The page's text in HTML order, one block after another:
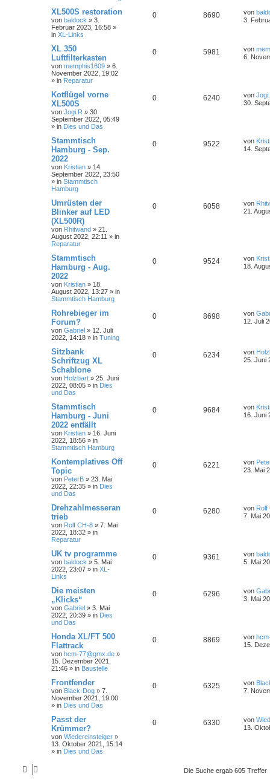
XL500S restoration
von baldock » 3.
Februar 2023, 16:58 »
in XL-Links
0 8690 von
3.
XL 350
Luftfilterkasten
von memphis1609 » 6.
November 2022, 19:02
» in Reparatur
0 5981 von
6.
Kotflügel vorne
XL500S
von Jogi.R » 30.
September 2022, 05:49
» in Dies und Das
0 6240 von
30.
Stammtisch
Hamburg - Sep.
2022
von Kristian » 14.
September 2022, 23:50
» in Stammtisch
Hamburg
0 9522 von
14.
Umrüsten der
Blinker auf LED
(XL500R)
von Rhitwand » 21.
August 2022, 22:11 » in
Reparatur
0 6058 von
21.
Stammtisch
Hamburg - Aug.
2022
von Kristian » 18.
August 2022, 13:27 » in
Stammtisch Hamburg
0 9524 von
18.
Rohrebieger im
Forum?
von Gabriel » 12. Juli
2022, 14:18 » in Tuning
0 8698 von
12. Juli
Sitzbank
Schriftzug XL
Schablone
von Holzbart » 25. Juni
2022, 08:05 » in Dies
und Das
0 6234 von
25. Juni
Stammtisch
Hamburg - Juni
2022 entfällt
von Kristian » 16. Juni
2022, 18:56 » in
Stammtisch Hamburg
0 9684 von
16. Juni
Kontemplatives Off
Topic
von PeterB » 23. Mai
2022, 22:35 » in Dies
und Das
0 6221 von
23. Mai
Drehzahlmesseran
trieb
von Rolf CH-8 » 7. Mai
2022, 18:32 » in
Reparatur
0 6280 von Rolf
7. Mai
UK tv programme
von baldock » 5. Mai
2022, 23:07 » in XL-
Links
0 9361 von
5. Mai
Die meisten
„Klicks“
von Gabriel » 3. Mai
2022, 20:39 » in Dies
und Das
0 6296 von
3. Mai
Honda XL/FT 500
Flattrack
von hcm-77@gmx.de »
15. Dezember 2021,
21:46 » in Baustelle
0 8869 von
15.
Frontfender
von Black-Dog » 7.
November 2021, 19:00
» in Dies und Das
0 6325 von
7.
Passt der
Krümmer?
von Wiedereinsteiger »
13. Oktober 2021, 15:14
» in Dies und Das
0 6330 von
13.
Die Suche ergab 605 Treffer